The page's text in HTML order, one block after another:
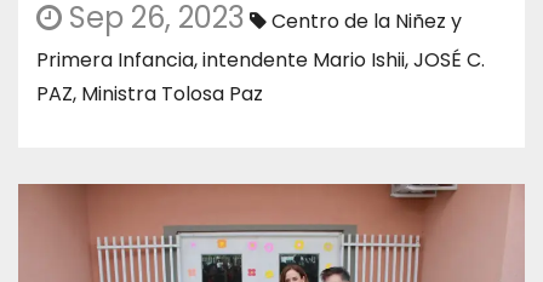
Sep 26, 2023
Centro de la Niñez y
Primera Infancia,intendente Mario Ishii,JOSÉ C.
PAZ, Ministra Tolosa Paz